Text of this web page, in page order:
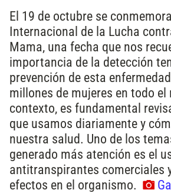
El 19 de octubre se
Internacional de la Lucha
Mama, una fecha que nos
importancia de la detección
prevención de esta
millones de mujeres en todo el
contexto, es fundamental
que usamos diariamente y
nuestra salud. Uno de los
generado más atención es el
antitranspirantes comerciales
efectos en el organismo.